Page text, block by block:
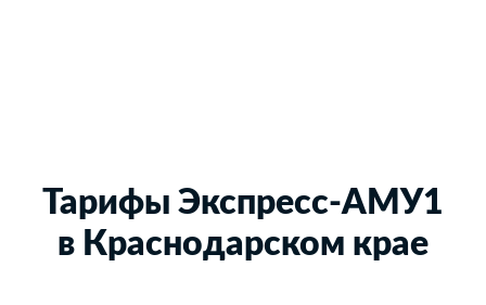
Тарифы Экспресс-АМУ1
в Краснодарском крае